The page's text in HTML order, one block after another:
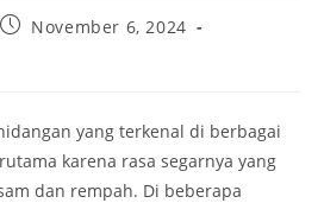
PostNovember 6, 2024
yang terkenal di berbagai
karena rasa segarnya yang
dan rempah. Di beberapa